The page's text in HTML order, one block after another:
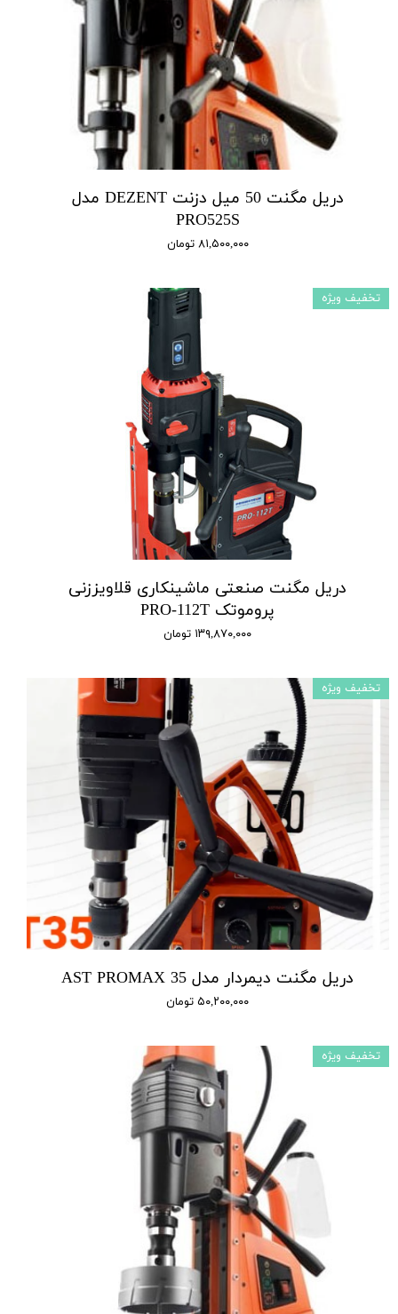
دریل مگنت 50 میل دزنت DEZENT مدل
PRO525S
۸۱,۵۰۰,۰۰۰ تومان
دریل مگنت صنعتی ماشینکاری قلاویززنی
پروموتک PRO-112T
۱۳۹,۸۷۰,۰۰۰ تومان
تخفیف ویژه
دریل مگنت دیمردار مدل AST PROMAX 35
۵۰,۲۰۰,۰۰۰ تومان
تخفیف ویژه
تخفیف ویژه